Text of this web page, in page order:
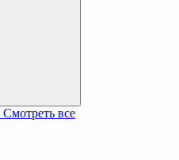
Смотреть все